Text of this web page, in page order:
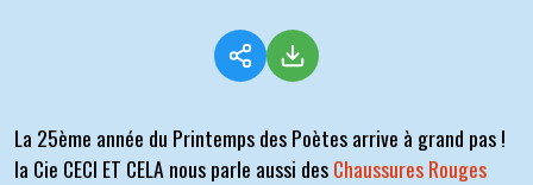
La 25ème année du Printemps des Poètes arrive à grand pas !
la Cie CECI ET CELA nous parle aussi desChaussures Rouges